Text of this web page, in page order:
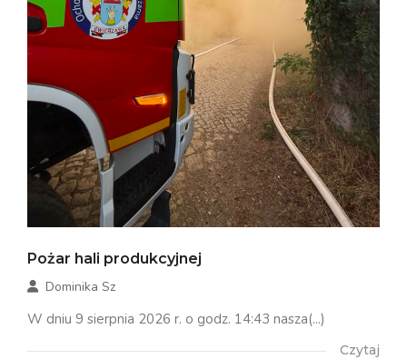
Pożar hali produkcyjnej
Dominika Sz
W dniu 9 sierpnia 2026 r. o godz. 14:43 nasza(...)
Czytaj